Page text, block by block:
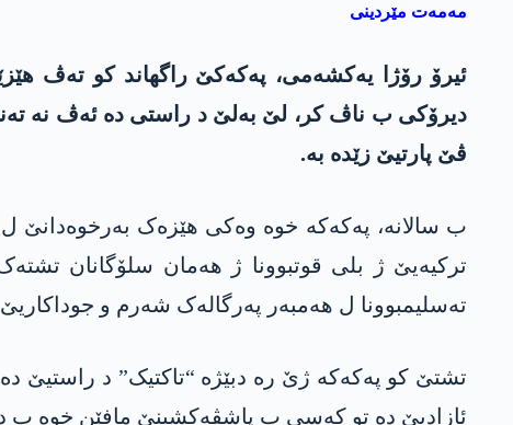
مەمەت مێردینی
ئیرۆ رۆژا یەکشەمی، پەکەکێ راگهاند کو تەڤ
دیرۆکی ب ناڤ کر، لێ بەلێ د راستی دە ئەڤ نە تەنێ
ڤێ پارتیێ زێدە بە.
ب سالانە، په‌كه‌كه‌ خوە وەکی ھێزەک بەرخوەدانێ ل
ترکیەیێ ژ بلی قوتبوونا ژ ھەمان سلۆگانان
تەسلیمبوونا ل ھەمبەر پەرگالەک شەرم و
تشتێ کو په‌كه‌كه‌ ژێ رە دبێژە “تاکتیک” د راستیێ دە
ئازادیێ دە تو کەسی ب پاشڤەکشینێ مافێن خوە